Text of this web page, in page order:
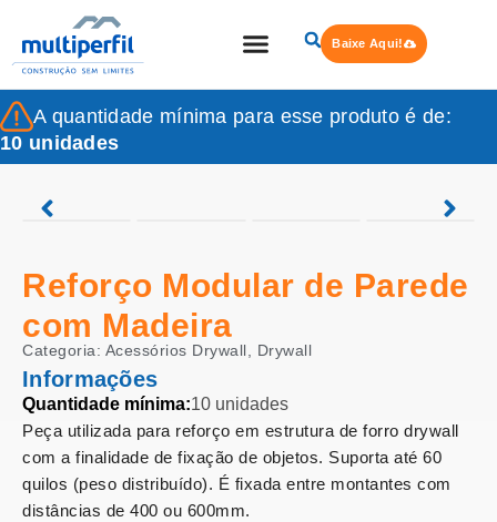
Baixe Aqui!
A quantidade mínima para esse produto é de:
10 unidades
Reforço Modular de Parede
com Madeira
Categoria: Acessórios Drywall Drywall
Informações
Quantidade mínima:10 unidades
Peça utilizada para reforço em estrutura de forro drywall
com a finalidade de fixação de objetos. Suporta até 60
quilos (peso distribuído). É fixada entre montantes com
distâncias de 400 ou 600mm.